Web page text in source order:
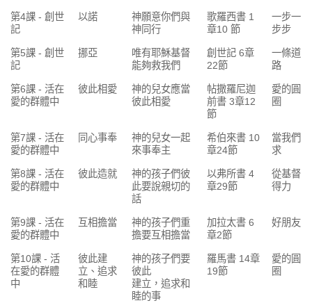
第4課 - 創世
記
以諾
神願意你們與
神同行
歌羅西書 1
章10 節
一步一
步步
第5課 - 創世
記
挪亞
唯有耶穌基督
能夠救我們
創世記 6章
22節
一條道
路
第6課 - 活在
愛的群體中
彼此相愛
神的兒女應當
彼此相愛
帖撒羅尼迦
前書 3章12
節
愛的圓
圈
第7課 - 活在
愛的群體中
同心事奉
神的兒女一起
來事奉主
希伯來書 10
章24節
當我們
求
第8課 - 活在
愛的群體中
彼此造就
神的孩子們彼
此要說親切的
話
以弗所書 4
章29節
從基督
得力
第9課 - 活在
愛的群體中
互相擔當
神的孩子們重
擔要互相擔當
加拉太書 6
章2節
好朋友
第10課 - 活
在愛的群體
中
彼此建
立、追求
和睦
神的孩子們要
彼此
建立，追求和
睦的事
羅馬書 14章
19節
愛的圓
圈